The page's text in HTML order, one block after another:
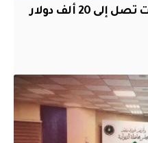
أميركا تقر سندات تأشيرات تصل إلى 20 ألف دولار